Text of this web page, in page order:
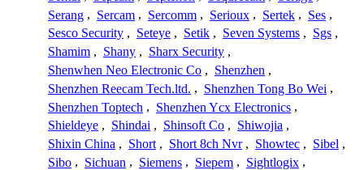
Serang , Sercam , Sercomm , Serioux , Sertek , Ses ,
Sesco Security , Seteye , Setik , Seven Systems , Sgs ,
Shamim , Shany , Sharx Security ,
Shenwhen Neo Electronic Co , Shenzhen ,
Shenzhen Reecam Tech.ltd. , Shenzhen Tong Bo Wei ,
Shenzhen Toptech , Shenzhen Ycx Electronics ,
Shieldeye , Shindai , Shinsoft Co , Shiwojia ,
Shixin China , Short , Short 8ch Nvr , Showtec , Sibel ,
Sibo , Sichuan , Siemens , Siepem , Sightlogix ,